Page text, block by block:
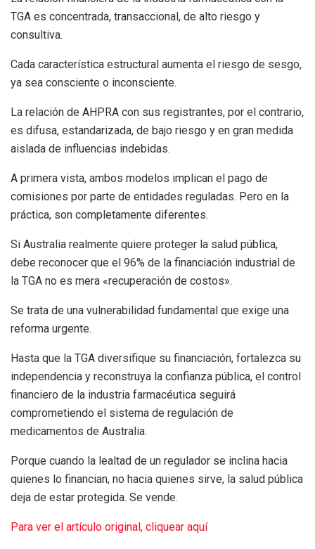
TGA es concentrada, transaccional, de alto riesgo y
consultiva.
Cada característica estructural aumenta el riesgo de sesgo,
ya sea consciente o inconsciente.
La relación de AHPRA con sus registrantes, por el contrario,
es difusa, estandarizada, de bajo riesgo y en gran medida
aislada de influencias indebidas.
A primera vista, ambos modelos implican el pago de
comisiones por parte de entidades reguladas. Pero en la
práctica, son completamente diferentes.
Si Australia realmente quiere proteger la salud pública,
debe reconocer que el 96% de la financiación industrial de
la TGA no es mera «recuperación de costos».
Se trata de una vulnerabilidad fundamental que exige una
reforma urgente.
Hasta que la TGA diversifique su financiación, fortalezca su
independencia y reconstruya la confianza pública, el control
financiero de la industria farmacéutica seguirá
comprometiendo el sistema de regulación de
medicamentos de Australia.
Porque cuando la lealtad de un regulador se inclina hacia
quienes lo financian, no hacia quienes sirve, la salud pública
deja de estar protegida. Se vende.
Para ver el artículo original, cliquear aquí